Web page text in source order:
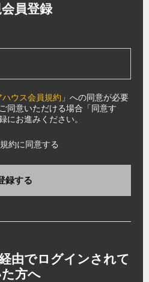
員登録
ウス会員規約 」への同意が必要
同意いただける場合「同意す
にお進みください。
約に同意する
録する
由でログインされて
方へ